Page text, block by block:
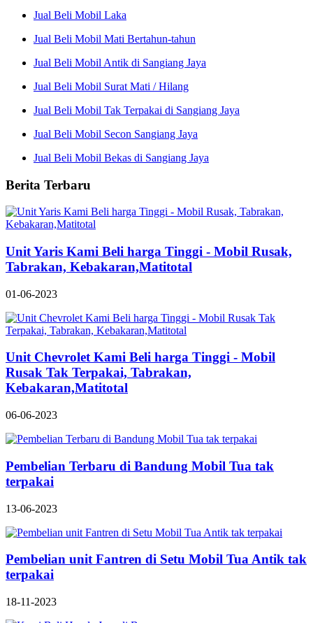
Jual Beli Mobil Laka
Jual Beli Mobil Mati Bertahun-tahun
Jual Beli Mobil Antik di Sangiang Jaya
Jual Beli Mobil Surat Mati / Hilang
Jual Beli Mobil Tak Terpakai di Sangiang Jaya
Jual Beli Mobil Secon Sangiang Jaya
Jual Beli Mobil Bekas di Sangiang Jaya
Berita Terbaru
Unit Yaris Kami Beli harga Tinggi - Mobil Rusak,
Tabrakan, Kebakaran,Matitotal
01-06-2023
Unit Chevrolet Kami Beli harga Tinggi - Mobil
Rusak Tak Terpakai, Tabrakan,
Kebakaran,Matitotal
06-06-2023
Pembelian Terbaru di Bandung Mobil Tua tak
terpakai
13-06-2023
Pembelian unit Fantren di Setu Mobil Tua Antik tak
terpakai
18-11-2023